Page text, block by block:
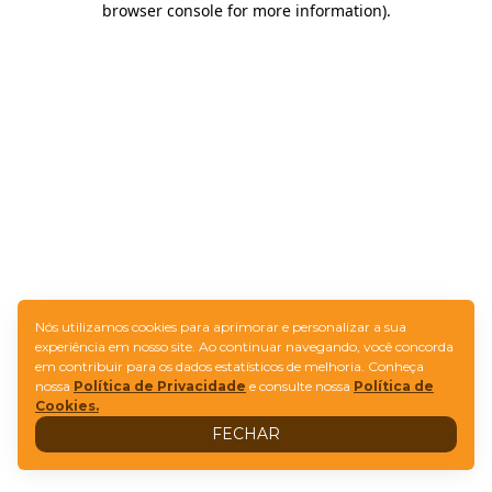
browser console for more information).
Nós utilizamos cookies para aprimorar e personalizar a sua
experiência em nosso site. Ao continuar navegando, você concorda
em contribuir para os dados estatísticos de melhoria. Conheça
nossa Política de Privacidade e consulte nossa Política de
Cookies.
FECHAR